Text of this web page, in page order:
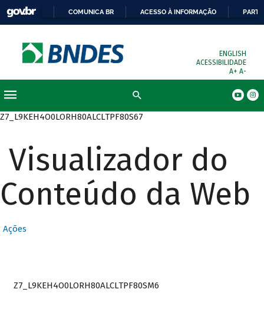
COMUNICA BR ACESSO À INFORMAÇÃO
ENGLISH
ACESSIBILIDADE
A+ A-
Z7_L9KEH4O0LORH80ALCLTPF80S67
Visualizador do
Conteúdo da Web
Ações
Z7_L9KEH4O0LORH80ALCLTPF80SM6